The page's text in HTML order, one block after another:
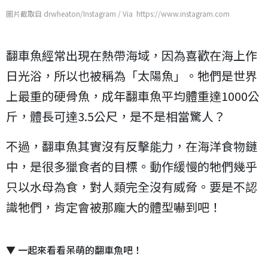
圖片截取自 drwheaton/Instagram / Via https://www.instagram.com
翻車魚經常出現在熱帶海域，因為喜歡在海上作
日光浴，所以也被稱為「太陽魚」。牠們是世界
上最重的硬骨魚，成年翻車魚平均體重達1000公
斤，體長可達3.5公尺，是不是相當驚人？
不過，翻車魚其實沒有反擊能力，在海洋食物鏈
中，是很多獵食者的目標。動作緩慢的牠們幾乎
只以水母為食，對人類完全沒有威脅。要是不認
識牠們，肯定會被那龐大的體型嚇到吧！
▼ 一起來看看呆萌的翻車魚吧！